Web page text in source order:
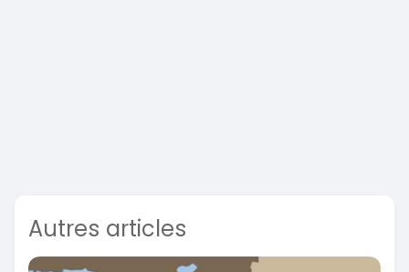
Autres articles